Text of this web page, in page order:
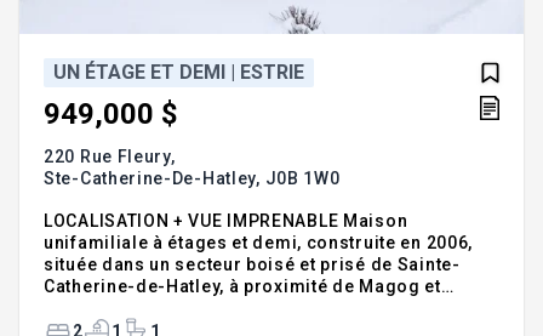
UN ÉTAGE ET DEMI | ESTRIE
949,000 $
220 Rue Fleury,
Ste-Catherine-De-Hatley, J0B 1W0
LOCALISATION + VUE IMPRENABLE Maison
unifamiliale à étages et demi, construite en 2006,
située dans un secteur boisé et prisé de Sainte-
Catherine-de-Hatley, à proximité de Magog et
vue exceptionnelle sur le lac Magog et le mont
2 1 1